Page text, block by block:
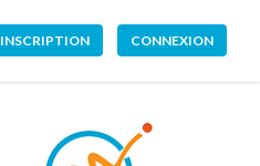
INSCRIPTION CONNEXION